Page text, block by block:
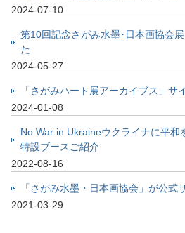
2024-07-10
第10回記念さがみ水墨･日本画協会
た
2024-05-27
「さがみハート展アーカイブス」サ
2024-01-08
No War in Ukraineウクライナに平和
特設ブースご紹介
2022-08-16
「さがみ水墨・日本画協会」が公式
2021-03-29